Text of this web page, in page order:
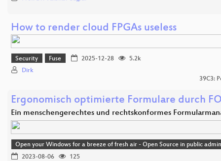
How to render cloud FPGAs useless
Security Fuse 2025-12-28
5.2k
Dirk
39C3:
Ergonomisch optimierte Formulare durch
Ein menschengerechtes und rechtskonformes
Open your Windows for a breeze of fresh air - Open Source in public
2023-08-06
125